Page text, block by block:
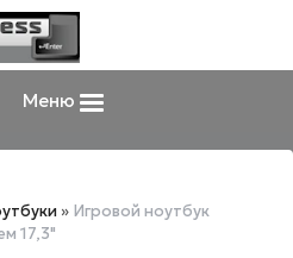
Меню
» Игровой ноутбук
17,3"